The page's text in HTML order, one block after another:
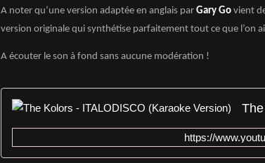
A noter qu’une version adaptée en anglais par Gary Go vient
version originale qui synthétise parfaitement tout ce que l’on
A écouter le son à fond sans aucune modération !
https://